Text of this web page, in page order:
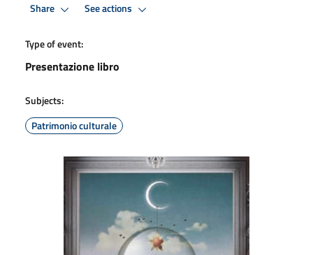
Share See actions
Type of event:
Presentazione libro
Subjects:
Patrimonio culturale